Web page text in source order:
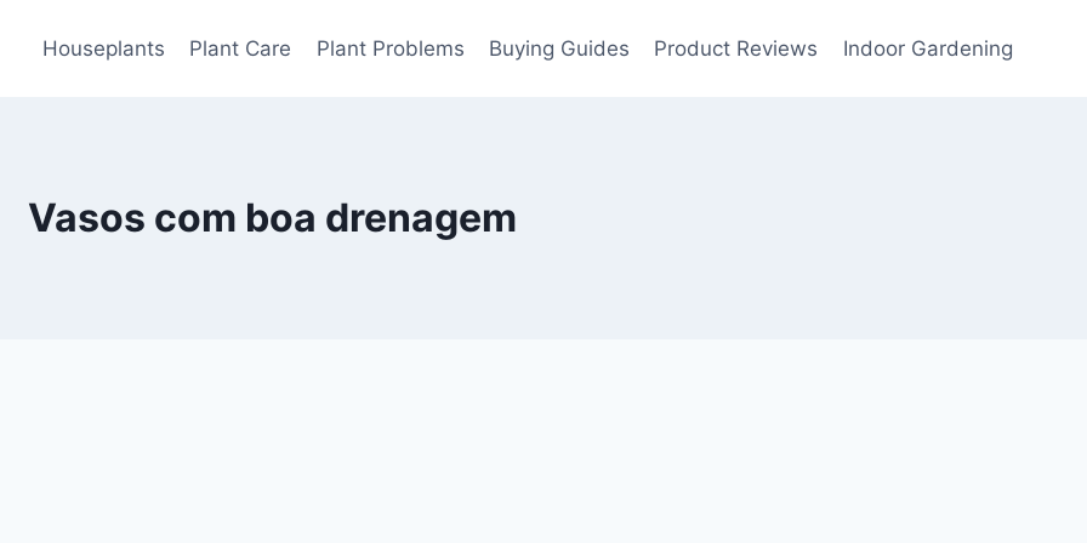
Houseplants Plant Care Plant Problems Buying Guides Product Reviews Indoor Gardening
Vasos com boa drenagem